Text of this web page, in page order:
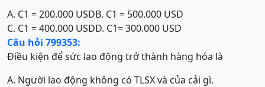
A. C1 = 200.000 USDB. C1 = 500.000 USD
C. C1 = 400.000 USDD. C1= 300.000 USD
Câu hỏi 799353:
Điều kiện để sức lao động trở thành hàng hóa là
A. Người lao động không có TLSX và của cải gì.